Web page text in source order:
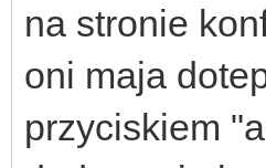
na stronie
oni maja
przyciskiem